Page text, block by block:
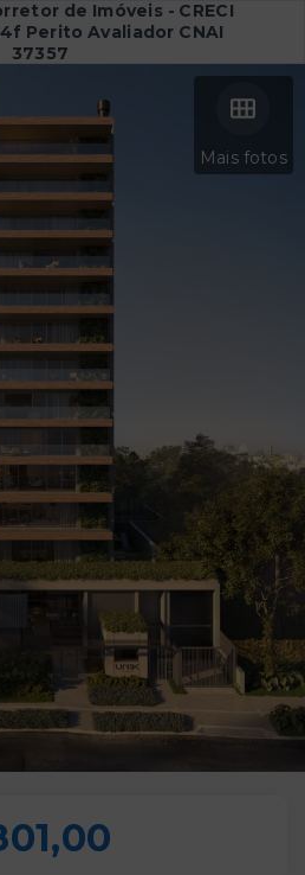
de Imóveis - CRECI
Perito Avaliador CNAI
37357
Mais fotos